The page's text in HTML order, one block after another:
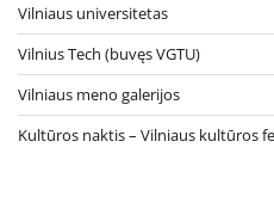
Vilniaus universitetas
Vilnius Tech (buvęs VGTU)
Vilniaus meno galerijos
Kultūros naktis – Vilniaus kultūros